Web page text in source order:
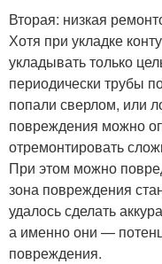
Вторая: низкая
Хотя при укладке
укладывать только
периодически трубы
попали сверлом, или
повреждения можно
отремонтировать
При этом можно
зона повреждения
удалось сделать
а именно они —
повреждения.